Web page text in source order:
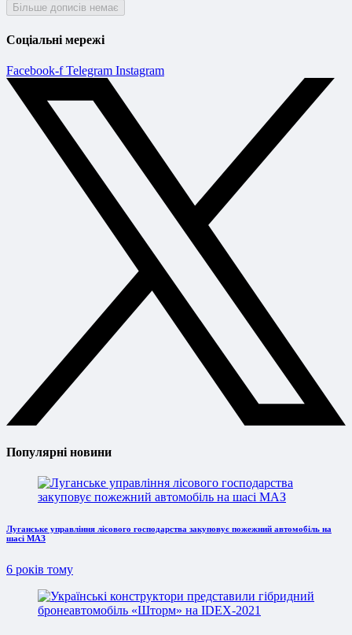
Більше дописів немає
Соціальні мережі
Facebook-f Telegram Instagram
Популярні новини
Луганське управління лісового господарства закуповує пожежний автомобіль на
шасі МАЗ
6 років тому